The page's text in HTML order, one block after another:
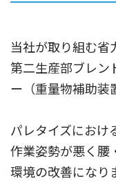
当社が取り組む省
第二生産部ブレン
ー（重量物補助装
パレタイズにおけ
作業姿勢が悪く腰
環境の改善になり